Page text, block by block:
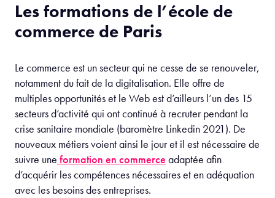
Les formations de l’école de
commerce de Paris
Le commerce est un secteur qui ne cesse de se renouveler,
notamment du fait de la digitalisation. Elle offre de
multiples opportunités et le Web est d’ailleurs l’un des 15
secteurs d’activité qui ont continué à recruter pendant la
crise sanitaire mondiale (baromètre Linkedin 2021). De
nouveaux métiers voient ainsi le jour et il est nécessaire de
suivre une formation en commerce adaptée afin
d’acquérir les compétences nécessaires et en adéquation
avec les besoins des entreprises.